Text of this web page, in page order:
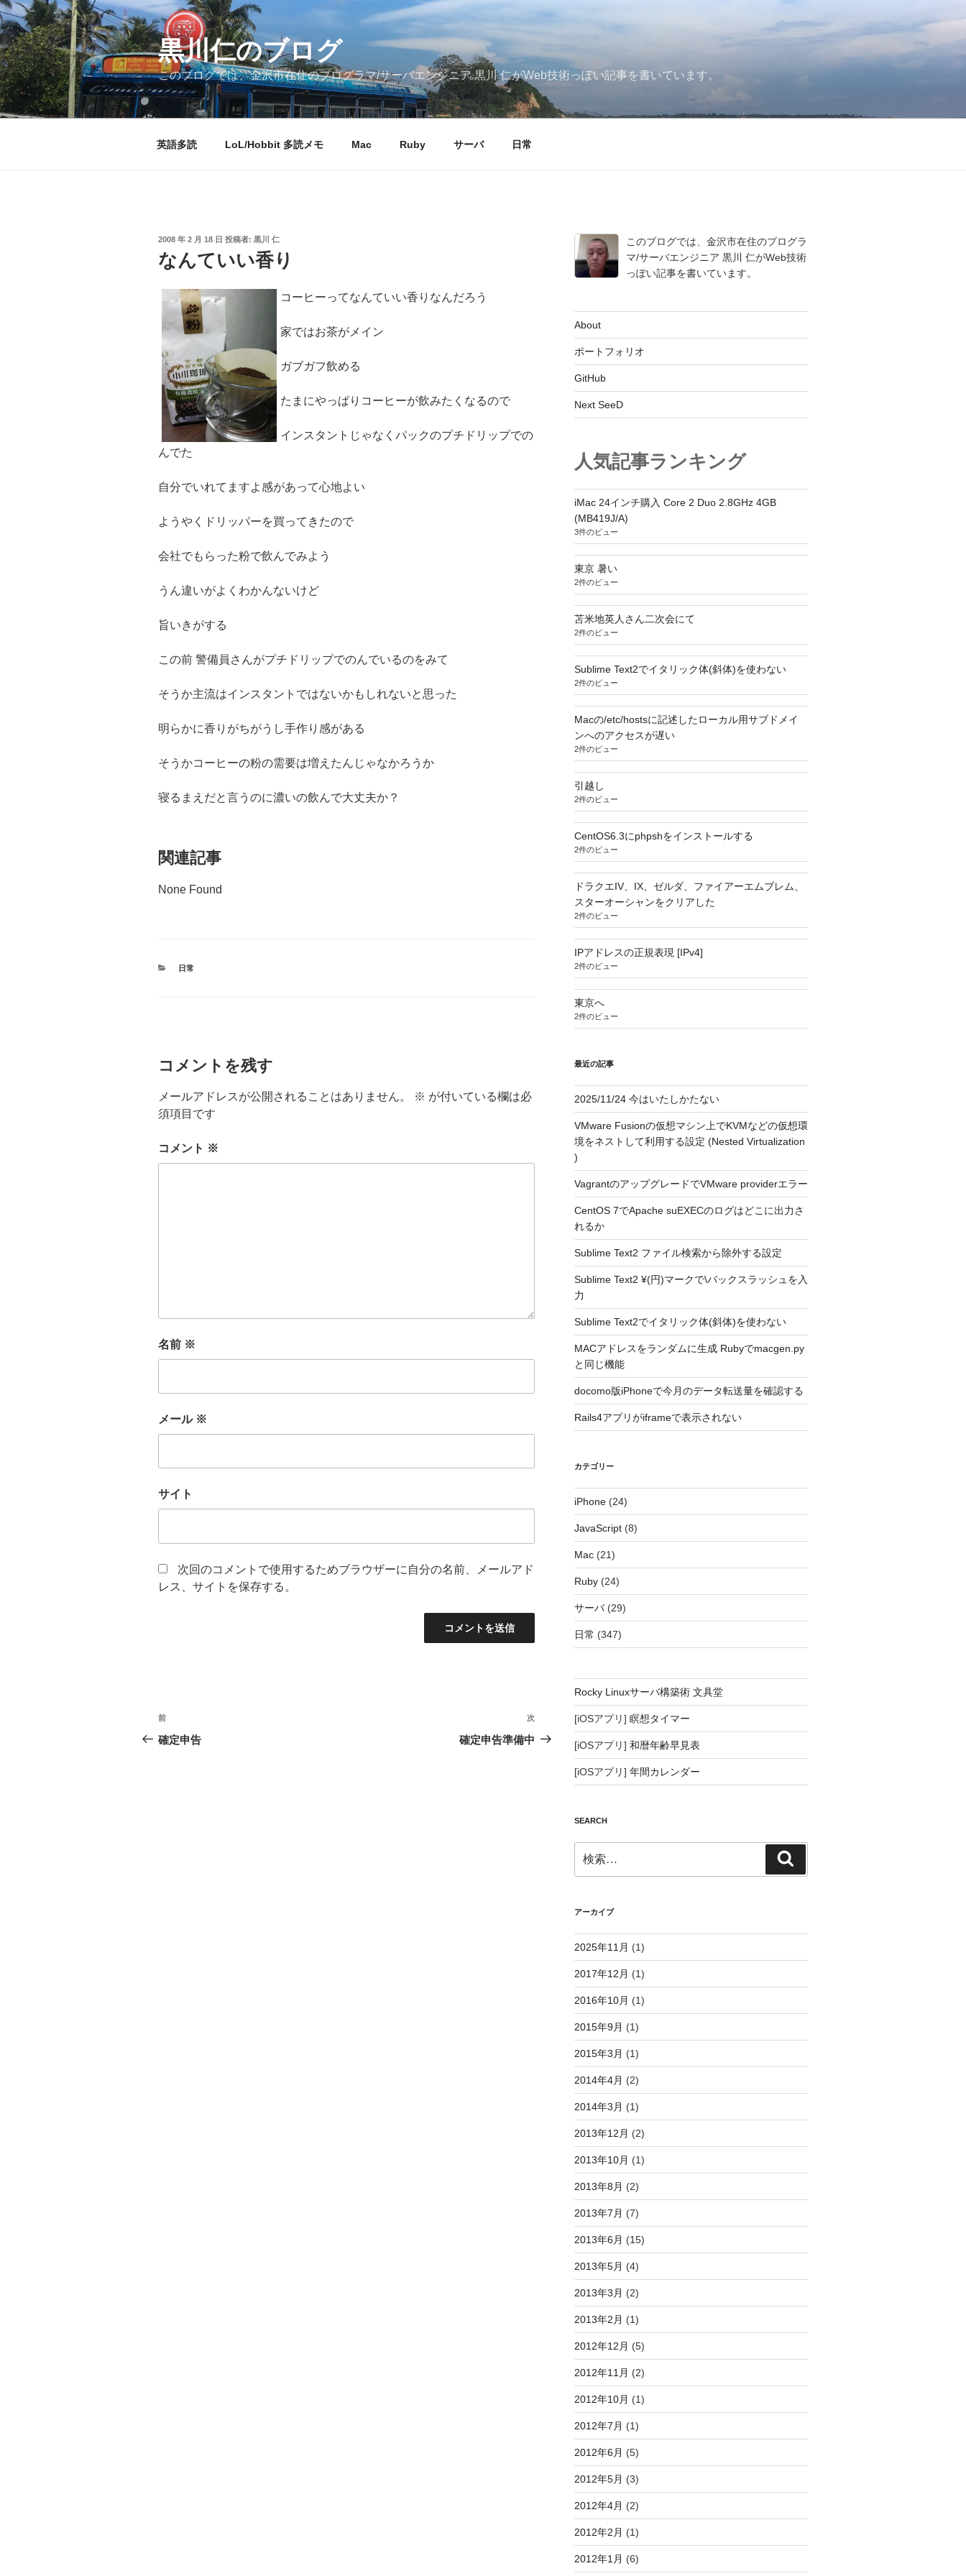
コ
ン
テ
ン
ツ
へ
ス
黒川仁のブログ
このブログでは、金沢市在住のプログラマ/サーバエンジニア 黒川 仁がWeb技術っぽい記事を書いています。
英語多読 LoL/Hobbit 多読メモ Mac Ruby サーバ 日常
投
稿
日:
2008 年 2 月 18 日 投稿者: 黒川 仁
なんていい香り
コーヒーってなんていい香りなんだろう
家ではお茶がメイン
ガブガフ飲める
たまにやっぱりコーヒーが飲みたくなるので
インスタントじゃなくパックのプチドリップでの
んでた
自分でいれてますよ感があって心地よい
ようやくドリッパーを買ってきたので
会社でもらった粉で飲んでみよう
うん違いがよくわかんないけど
旨いきがする
この前 警備員さんがプチドリップでのんでいるのをみて
そうか主流はインスタントではないかもしれないと思った
明らかに香りがちがうし手作り感がある
そうかコーヒーの粉の需要は増えたんじゃなかろうか
寝るまえだと言うのに濃いの飲んで大丈夫か？
関連記事
None Found
カ
日常
コメントを残す
メールアドレスが公開されることはありません。 ※ が付いている欄は必
須項目です
コメント ※
名前 ※
メール ※
サイト
次回のコメントで使用するためブラウザーに自分の名前、メールアド
レス、サイトを保存する。
投
稿
前
の
前
確定申告
次
の
次
確定申告準備中
このブログでは、金沢市在住のプログラ
マ/サーバエンジニア 黒川 仁がWeb技術
っぽい記事を書いています。
About
ポートフォリオ
GitHub
Next SeeD
人気記事ランキング
iMac 24インチ購入 Core 2 Duo 2.8GHz 4GB
(MB419J/A)
3件のビュー
東京 暑い
2件のビュー
苫米地英人さん二次会にて
2件のビュー
Sublime Text2でイタリック体(斜体)を使わない
2件のビュー
Macの/etc/hostsに記述したローカル用サブドメイ
ンへのアクセスが遅い
2件のビュー
引越し
2件のビュー
CentOS6.3にphpshをインストールする
2件のビュー
ドラクエIV、IX、ゼルダ、ファイアーエムブレム、
スターオーシャンをクリアした
2件のビュー
IPアドレスの正規表現 [IPv4]
2件のビュー
東京へ
2件のビュー
最近の記事
2025/11/24 今はいたしかたない
VMware Fusionの仮想マシン上でKVMなどの仮想環
境をネストして利用する設定 (Nested Virtualization
)
VagrantのアップグレードでVMware providerエラー
CentOS 7でApache suEXECのログはどこに出力さ
れるか
Sublime Text2 ファイル検索から除外する設定
Sublime Text2 ¥(円)マークで\バックスラッシュを入
力
Sublime Text2でイタリック体(斜体)を使わない
MACアドレスをランダムに生成 Rubyでmacgen.py
と同じ機能
docomo版iPhoneで今月のデータ転送量を確認する
Rails4アプリがiframeで表示されない
カテゴリー
iPhone(24)
JavaScript(8)
Mac(21)
Ruby(24)
サーバ(29)
日常 (347)
Rocky Linuxサーバ構築術 文具堂
[iOSアプリ] 瞑想タイマー
[iOSアプリ] 和暦年齢早見表
[iOSアプリ] 年間カレンダー
SEARCH
索:
索
アーカイブ
2025年11月 (1)
2017年12月 (1)
2016年10月 (1)
2015年9月 (1)
2015年3月 (1)
2014年4月 (2)
2014年3月 (1)
2013年12月 (2)
2013年10月 (1)
2013年8月 (2)
2013年7月 (7)
2013年6月 (15)
2013年5月 (4)
2013年3月 (2)
2013年2月 (1)
2012年12月 (5)
2012年11月 (2)
2012年10月 (1)
2012年7月 (1)
2012年6月 (5)
2012年5月 (3)
2012年4月 (2)
2012年2月 (1)
2012年1月 (6)